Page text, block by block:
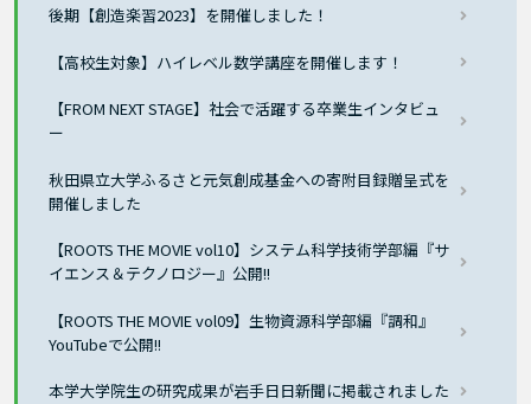
後期【創造楽習2023】を開催しました！
【高校生対象】ハイレベル数学講座を開催します！
【FROM NEXT STAGE】社会で活躍する卒業生インタビュ
ー
秋田県立大学ふるさと元気創成基金への寄附目録贈呈式を
開催しました
【ROOTS THE MOVIE vol10】システム科学技術学部編『サ
イエンス＆テクノロジー』公開!!
【ROOTS THE MOVIE vol09】生物資源科学部編『調和』
YouTubeで公開!!
本学大学院生の研究成果が岩手日日新聞に掲載されました